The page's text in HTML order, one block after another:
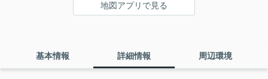
地図アプリで見る
基本情報 詳細情報 周辺環境